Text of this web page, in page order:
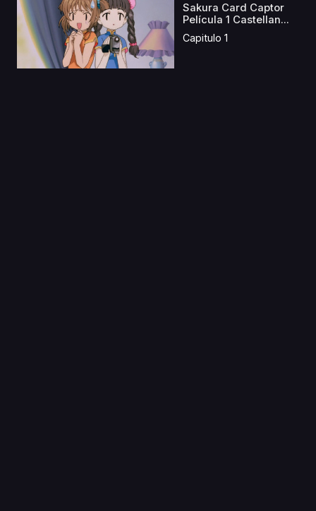
Sakura Card Captor
Película 1 Castellan...
Capitulo 1